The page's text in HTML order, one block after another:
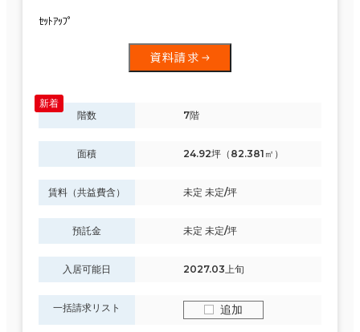
ｾｯﾄｱｯﾌﾟ
資料請求
階数 7階
面積 24.92坪（82.381㎡）
賃料（共益費含） 未定 未定/坪
預託金 未定 未定/坪
入居可能日 2027.03上旬
一括請求リスト 追加